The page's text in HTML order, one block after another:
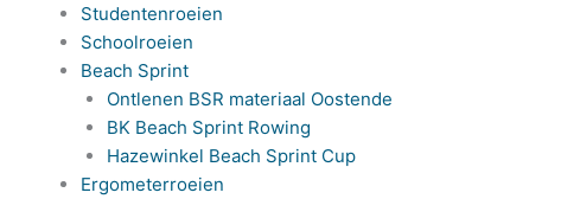
Studentenroeien
Schoolroeien
Beach Sprint
Ontlenen BSR materiaal Oostende
BK Beach Sprint Rowing
Hazewinkel Beach Sprint Cup
Ergometerroeien